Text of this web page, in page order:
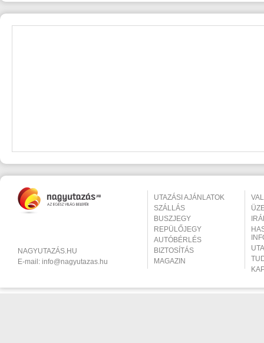
NAGYUTAZÁS.HU
E-mail: info@nagyutazas.hu
UTAZÁSI AJÁNLATOK
SZÁLLÁS
BUSZJEGY
REPÜLŐJEGY
AUTÓBÉRLÉS
BIZTOSÍTÁS
MAGAZIN